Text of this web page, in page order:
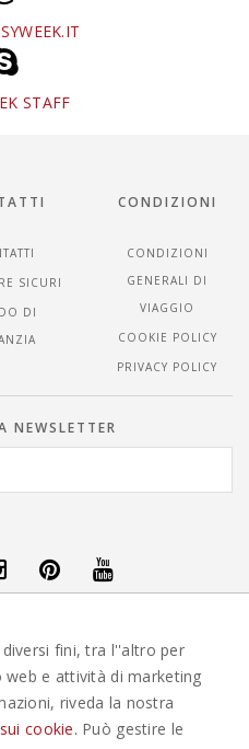
STAFF
SICURI
DI
CONDIZIONI
CONDIZIONI
GENERALI DI
VIAGGIO
COOKIE POLICY
PRIVACY POLICY
NEWSLETTER
ISLANDA -OFFERTE VIAGGI
OFFERTE VIAGGI MESSICO
VIAGGI PORTOGALLO-
VIAGGI SPAGNA-OFFERTE
fini, tra l''altro per
e attività di marketing
riveda la nostra
cookie. Può gestire le